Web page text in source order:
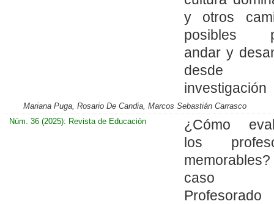
y otros
posibles
andar y
desde
investigación
Mariana Puga, Rosario De Candia, Marcos Sebastián Carrasco
Núm. 36 (2025): Revista de Educación
¿Cómo
los
caso